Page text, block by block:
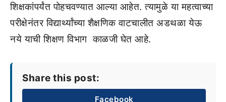
शिक्षकांपर्यंत पोहचवण्यात आल्या आहेत. त्यामुळे या महत्वाच्या
परीक्षेनंतर विद्यार्थ्यांच्या शैक्षणिक वाटचालीत अडथळा येऊ
नये याची शिक्षण विभाग काळजी घेत आहे.
Share this post:
Facebook